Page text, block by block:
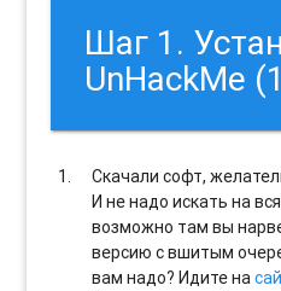
Шаг 1.
UnHackMe
Скачали софт,
И не надо искать на
возможно там вы
версию с вшитым
вам надо? Идите на